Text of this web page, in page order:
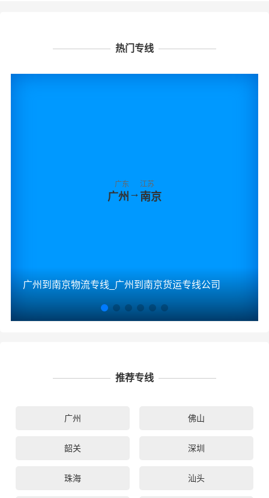
热门专线
广东
广州 →
江苏
南京
广州到南京物流专线_广州到南京货运专线公司
推荐专线
广州 佛山
韶关 深圳
珠海 汕头